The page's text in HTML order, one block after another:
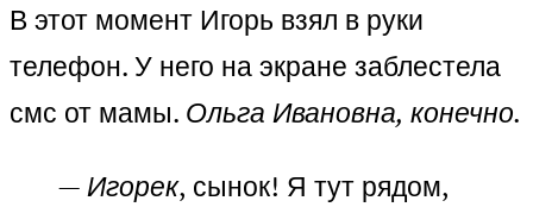
В этот момент Игорь взял в руки
телефон. У него на экране заблестела
смс от мамы. Ольга Ивановна, конечно.
— Игорек, сынок! Я тут рядом,